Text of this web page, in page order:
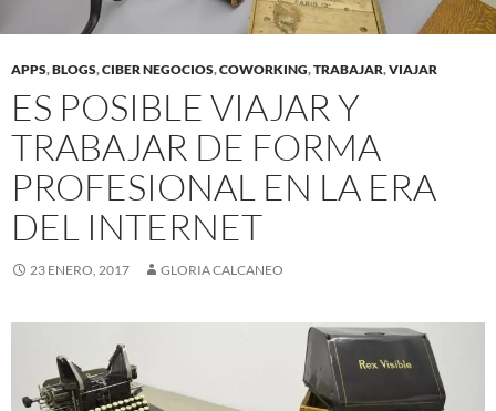
APPS,BLOGS,CIBER NEGOCIOS,COWORKING,TRABAJAR,VIAJAR
ES POSIBLE VIAJAR Y
TRABAJAR DE FORMA
PROFESIONAL EN LA ERA
DEL INTERNET
23 ENERO, 2017 GLORIA CALCANEO